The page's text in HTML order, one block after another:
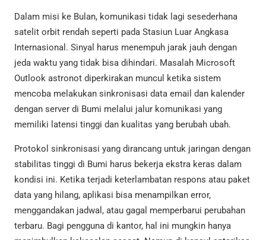
Dalam misi ke Bulan, komunikasi tidak lagi sesederhana
satelit orbit rendah seperti pada Stasiun Luar Angkasa
Internasional. Sinyal harus menempuh jarak jauh dengan
jeda waktu yang tidak bisa dihindari. Masalah Microsoft
Outlook astronot diperkirakan muncul ketika sistem
mencoba melakukan sinkronisasi data email dan kalender
dengan server di Bumi melalui jalur komunikasi yang
memiliki latensi tinggi dan kualitas yang berubah ubah.
Protokol sinkronisasi yang dirancang untuk jaringan dengan
stabilitas tinggi di Bumi harus bekerja ekstra keras dalam
kondisi ini. Ketika terjadi keterlambatan respons atau paket
data yang hilang, aplikasi bisa menampilkan error,
menggandakan jadwal, atau gagal memperbarui perubahan
terbaru. Bagi pengguna di kantor, hal ini mungkin hanya